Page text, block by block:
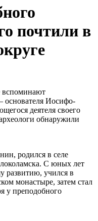
почтили в
вспоминают
Иосифо-
деятеля своего
обнаружили
родился в селе
С юных лет
развитию, учился в
монастыре, затем стал
у преподобного